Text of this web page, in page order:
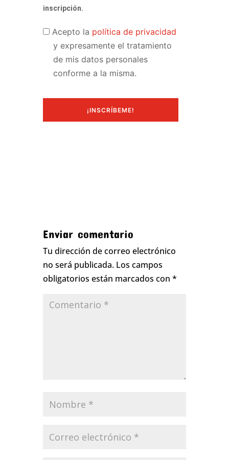
inscripción.
Acepto
terminos
Acepto la política de privacidad
y expresamente el tratamiento
de mis datos personales
conforme a la misma.
Enviar comentario
Tu dirección de correo electrónico
no será publicada. Los campos
obligatorios están marcados con *